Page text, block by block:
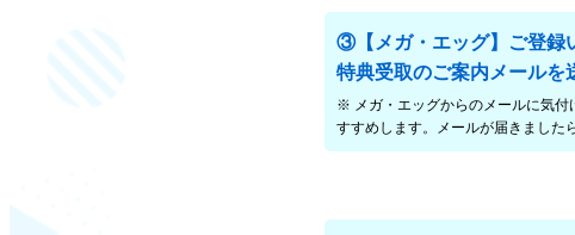
③【メガ・エッグ】ご登録
特典受取のご案内メールを
※ メガ・エッグからのメールに気付
すすめします。メールが届きました